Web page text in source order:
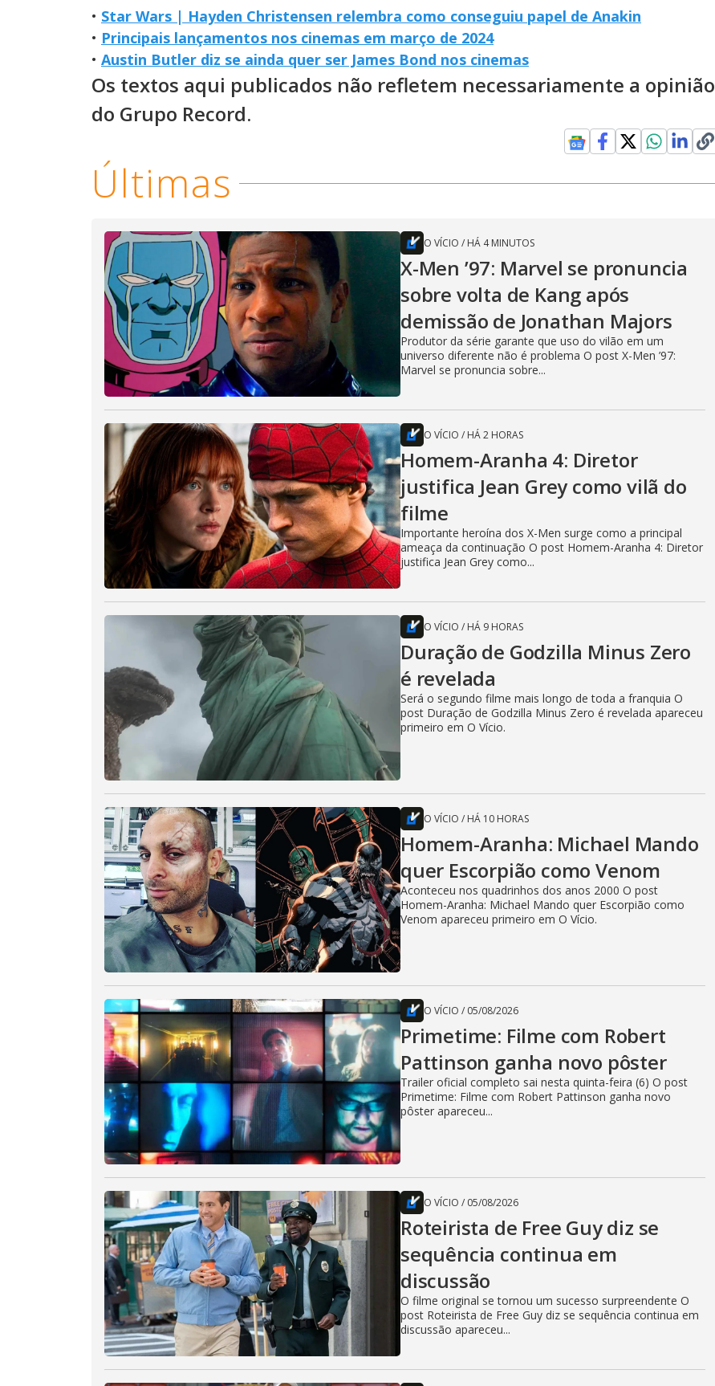
• Star Wars | Hayden Christensen relembra como conseguiu papel de Anakin
• Principais lançamentos nos cinemas em março de 2024
• Austin Butler diz se ainda quer ser James Bond nos cinemas
Os textos aqui publicados não refletem necessariamente a opinião
do Grupo Record.
Últimas
O VÍCIO / HÁ 4 MINUTOS
X-Men ’97: Marvel se pronuncia
sobre volta de Kang após
demissão de Jonathan Majors
Produtor da série garante que uso do vilão em um
universo diferente não é problema O post X-Men ’97:
Marvel se pronuncia sobre...
O VÍCIO / HÁ 2 HORAS
Homem-Aranha 4: Diretor
justifica Jean Grey como vilã do
filme
Importante heroína dos X-Men surge como a principal
ameaça da continuação O post Homem-Aranha 4: Diretor
justifica Jean Grey como...
O VÍCIO / HÁ 9 HORAS
Duração de Godzilla Minus Zero
é revelada
Será o segundo filme mais longo de toda a franquia O
post Duração de Godzilla Minus Zero é revelada apareceu
primeiro em O Vício.
O VÍCIO / HÁ 10 HORAS
Homem-Aranha: Michael Mando
quer Escorpião como Venom
Aconteceu nos quadrinhos dos anos 2000 O post
Homem-Aranha: Michael Mando quer Escorpião como
Venom apareceu primeiro em O Vício.
O VÍCIO / 05/08/2026
Primetime: Filme com Robert
Pattinson ganha novo pôster
Trailer oficial completo sai nesta quinta-feira (6) O post
Primetime: Filme com Robert Pattinson ganha novo
pôster apareceu...
O VÍCIO / 05/08/2026
Roteirista de Free Guy diz se
sequência continua em
discussão
O filme original se tornou um sucesso surpreendente O
post Roteirista de Free Guy diz se sequência continua em
discussão apareceu...